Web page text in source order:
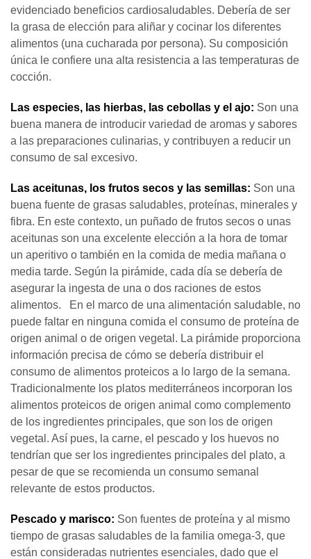
evidenciado beneficios cardiosaludables. Debería de ser
la grasa de elección para aliñar y cocinar los diferentes
alimentos (una cucharada por persona). Su composición
única le confiere una alta resistencia a las temperaturas de
cocción.
Las especies, las hierbas, las cebollas y el ajo: Son una
buena manera de introducir variedad de aromas y sabores
a las preparaciones culinarias, y contribuyen a reducir un
consumo de sal excesivo.
Las aceitunas, los frutos secos y las semillas: Son una
buena fuente de grasas saludables, proteínas, minerales y
fibra. En este contexto, un puñado de frutos secos o unas
aceitunas son una excelente elección a la hora de tomar
un aperitivo o también en la comida de media mañana o
media tarde. Según la pirámide, cada día se debería de
asegurar la ingesta de una o dos raciones de estos
alimentos. En el marco de una alimentación saludable, no
puede faltar en ninguna comida el consumo de proteína de
origen animal o de origen vegetal. La pirámide proporciona
información precisa de cómo se debería distribuir el
consumo de alimentos proteicos a lo largo de la semana.
Tradicionalmente los platos mediterráneos incorporan los
alimentos proteicos de origen animal como complemento
de los ingredientes principales, que son los de origen
vegetal. Así pues, la carne, el pescado y los huevos no
tendrían que ser los ingredientes principales del plato, a
pesar de que se recomienda un consumo semanal
relevante de estos productos.
Pescado y marisco: Son fuentes de proteína y al mismo
tiempo de grasas saludables de la familia omega-3, que
están consideradas nutrientes esenciales, dado que el